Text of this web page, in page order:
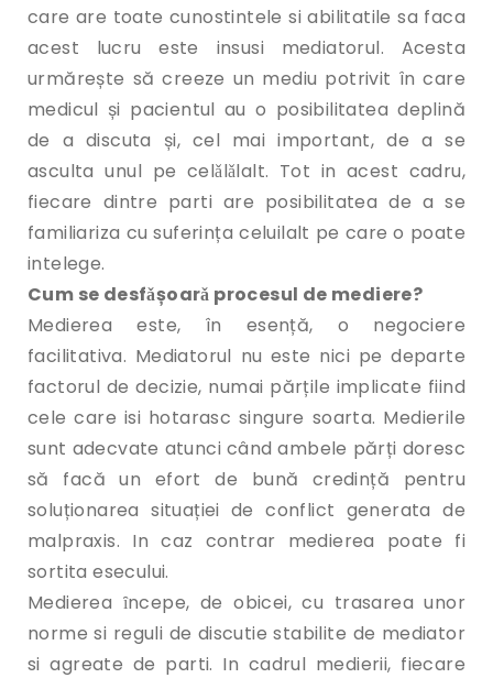
care are toate cunostintele si abilitatile sa faca
acest lucru este insusi mediatorul. Acesta
urmărește să creeze un mediu potrivit în care
medicul și pacientul au o posibilitatea deplină
de a discuta și, cel mai important, de a se
asculta unul pe celǎlǎlalt. Tot in acest cadru,
fiecare dintre parti are posibilitatea de a se
familiariza cu suferința celuilalt pe care o poate
intelege.
Cum se desfǎșoarǎ procesul de mediere?
Medierea este, în esență, o negociere
facilitativa. Mediatorul nu este nici pe departe
factorul de decizie, numai părțile implicate fiind
cele care isi hotarasc singure soarta. Medierile
sunt adecvate atunci când ambele părți doresc
să facă un efort de bună credință pentru
soluționarea situației de conflict generata de
malpraxis. In caz contrar medierea poate fi
sortita esecului.
Medierea ȋncepe, de obicei, cu trasarea unor
norme si reguli de discutie stabilite de mediator
si agreate de parti. In cadrul medierii, fiecare